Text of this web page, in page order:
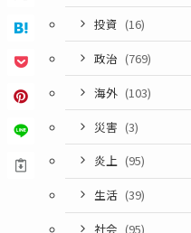
投資 (16)
政治 (769)
海外 (103)
災害 (3)
炎上 (95)
生活 (39)
社会 (95)